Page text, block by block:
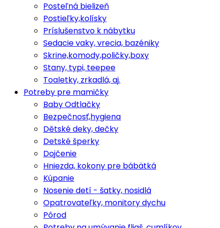
Posteľná bielizeň
Postieľky,kolísky
Príslušenstvo k nábytku
Sedacie vaky, vrecia, bazéniky
Skrine,komody,poličky,boxy
Stany, typi, teepee
Toaletky, zrkadlá, aj.
Potreby pre mamičky
Baby Odtlačky
Bezpečnosť,hygiena
Dětské deky, dečky
Detské šperky
Dojčenie
Hniezda, kokony pre bábätká
Kúpanie
Nosenie detí - šatky, nosidlá
Opatrovateľky, monitory dychu
Pôrod